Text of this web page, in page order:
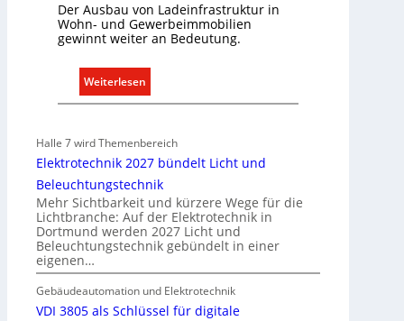
t
e
f
s
e
n
u
n
d
r
e
g
e
l
Der Ausbau von Ladeinfrastruktur in
Wohn- und Gewerbeimmobilien
gewinnt weiter an Bedeutung.
Weiterlesen
A
s
b
u
d
e
r
E
l
e
Halle 7 wird Themenbereich
Elektrotechnik 2027 bündelt Licht und
Beleuchtungstechnik
Mehr Sichtbarkeit und kürzere Wege für die
Lichtbranche: Auf der Elektrotechnik in
Dortmund werden 2027 Licht und
Beleuchtungstechnik gebündelt in einer
eigenen…
Gebäudeautomation und Elektrotechnik
VDI 3805 als Schlüssel für digitale